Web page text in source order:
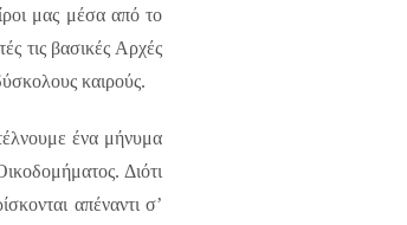
μας μέσα από το
τις βασικές Αρχές
καιρούς.
ένα μήνυμα
Διότι
απέναντι σ’